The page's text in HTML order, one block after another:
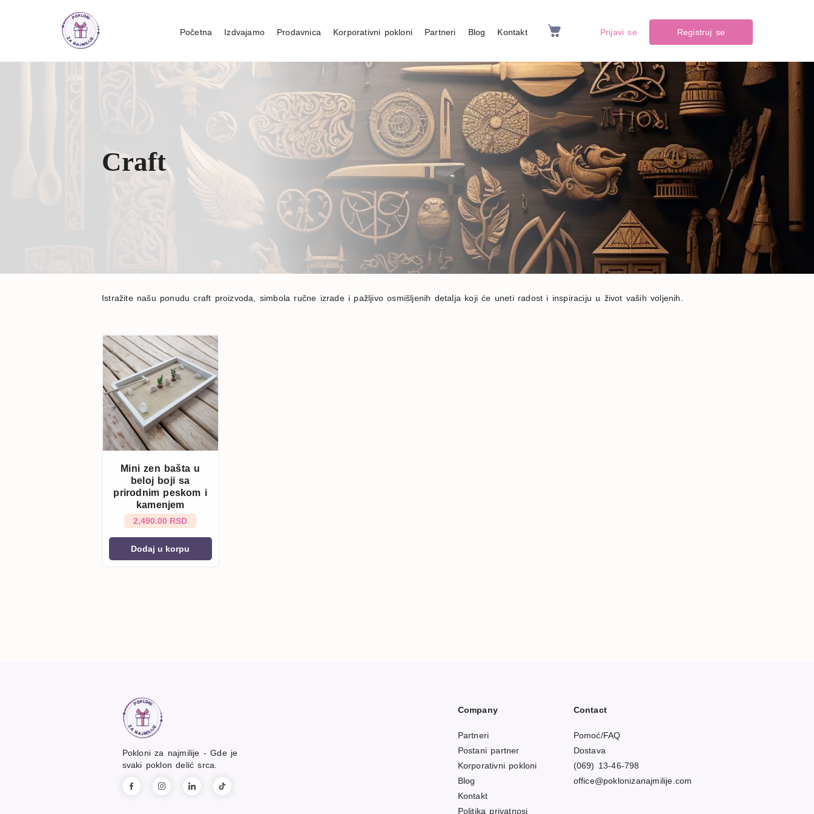
Početna
Izdvajamo
Pokloni za dan zaljubljenih
Prodavnica
Cveće
Destilati
Premium čokolada
Čaj i kafa
Prirodni proizvodi
Uredjenje doma
Tartufi
Slatkiši
Slaniši
Korporativni pokloni Partneri Blog Kontakt Prijavi se Registruj se
Craft
Istražite našu ponudu craft proizvoda, simbola ručne izrade i pažljivo osmišljenih detalja koji će uneti radost i inspiraciju u život vaših voljenih.
Mini zen bašta u
beloj boji sa
prirodnim peskom i
kamenjem
2,490.00 RSD
Dodaj u korpu
Pokloni za najmilije - Gde je
svaki poklon delić srca.
Company
Partneri
Postani partner
Korporativni pokloni
Blog
Kontakt
Politika privatnosi
Contact
Pomoć/FAQ
Dostava
(069) 13-46-798
office@poklonizanajmilije.com